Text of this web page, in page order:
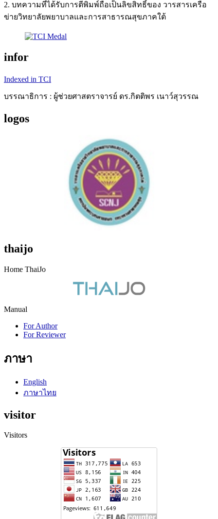
2. บทความที่ได้รับการตีพิมพ์ถือเป็นลิขสิทธิ์ของ วารสารเครือ
ข่ายวิทยาลัยพยาบาลและการสาธารณสุขภาคใต้
infor
Indexed in TCI
บรรณาธิการ : ผู้ช่วยศาสตราจารย์ ดร.กิตติพร เนาว์สุวรรณ
logos
thaijo
Home ThaiJo
Manual
For Author
For Reviewer
ภาษา
English
ภาษาไทย
visitor
Visitors